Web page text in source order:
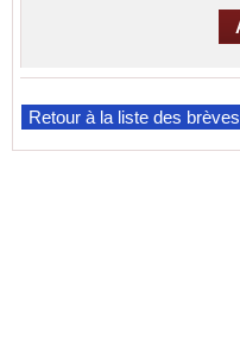
Retour à la liste des brèves